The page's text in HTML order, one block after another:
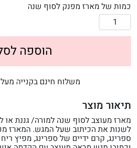
כמות של מארז מפנק לסוף שנה
הוספה
משלוח חינם בקנייה מעל 499 ש״ח
תיאור מוצר
מארז מעוצב לסוף שנה למורה/ גננת או
לשנות את הכיתוב שעל המגש. המארז
ספרינג, קרם ידיים של ספרינג, מפיץ ריח